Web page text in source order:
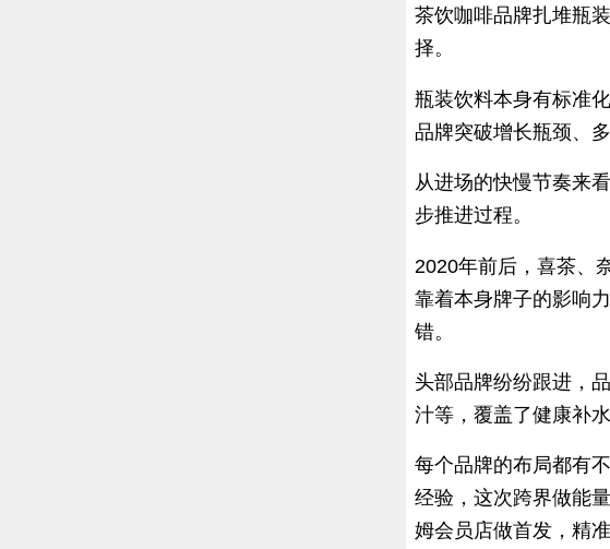
茶饮咖啡品牌扎堆瓶
择。
瓶装饮料本身有标准
品牌突破增长瓶颈、
从进场的快慢节奏来
步推进过程。
2020年前后，喜茶、
靠着本身牌子的影响
错。
头部品牌纷纷跟进，
汁等，覆盖了健康补
每个品牌的布局都有
经验，这次跨界做能
姆会员店做首发，精